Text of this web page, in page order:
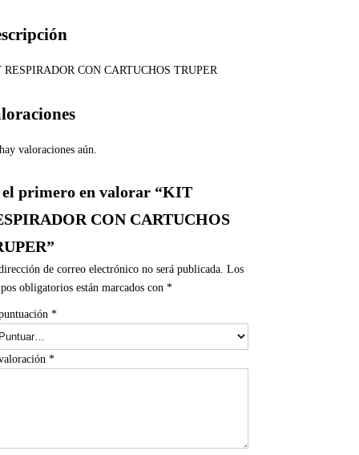
CON CARTUCHOS TRUPER
valoraciones aún.
el primero en valorar “KIT
CON CARTUCHOS
de correo electrónico no será publicada. Los
obligatorios están marcados con *
*
*